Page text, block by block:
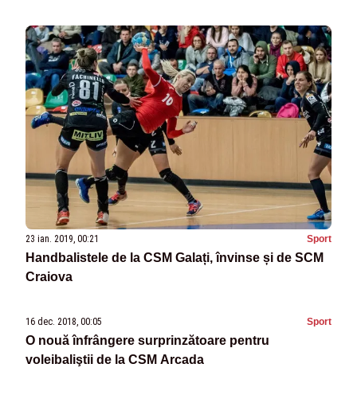
23 ian. 2019, 00:21 Sport
Handbalistele de la CSM Galați, învinse și de SCM
Craiova
16 dec. 2018, 00:05 Sport
O nouă înfrângere surprinzătoare pentru
voleibaliştii de la CSM Arcada